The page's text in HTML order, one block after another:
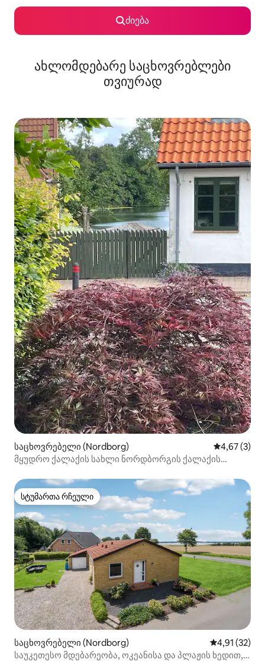
ძიება
ახლომდებარე საცხოვრებლები
თვიურად
საცხოვრებელი (Nordborg) საშუალო
4,67 (3)
მყუდრო ქალაქის სახლი ნორდბორგის ქალაქის
სტუმართა რჩეული
სტუმართა რჩეული
საცხოვრებელი (Nordborg) საშუალო
4,91 (32)
საუკეთესო მდებარეობა, ოკეანისა და პლაჟის ხედით,